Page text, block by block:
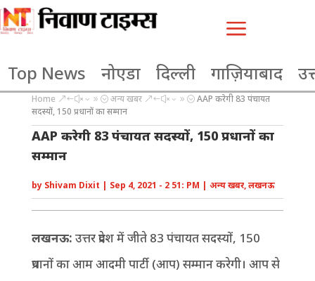
a
Top News नोएडा दिल्ली गाज़ियाबाद
Home &#x39; अन्य खबर &#x39; AAP करेगी 83 पंचायत
सदस्यों, 150 प्रधानों का सम्मान
AAP करेगी 83 पंचायत सदस्यों, 150 प्रधानों का
सम्मान
by Shivam Dixit | Sep 4, 2021 - 2 51: PM | अन्य खबर,लखनऊ
लखनऊ: उत्तर प्रदेश में जीते 83 पंचायत सदस्यों, 150
प्रधानों का आम आदमी पार्टी (आप) सम्मान करेगी। आप से